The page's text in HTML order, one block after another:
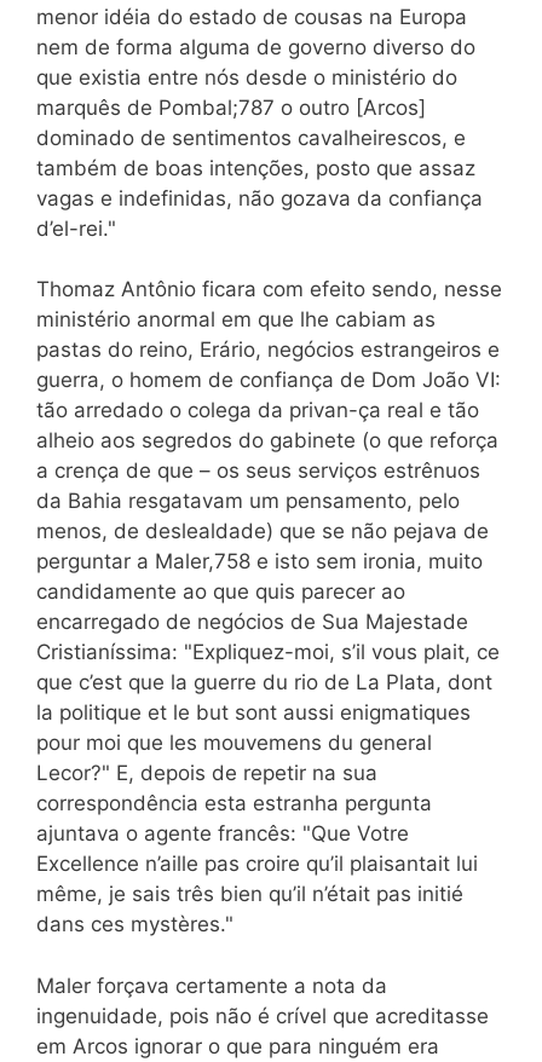
menor idéia do estado de cousas na Europa
nem de forma alguma de governo diverso do
que existia entre nós desde o ministério do
marquês de Pombal;787 o outro [Arcos]
dominado de sentimentos cavalheirescos, e
também de boas intenções, posto que assaz
vagas e indefinidas, não gozava da confiança
d’el-rei."
Thomaz Antônio ficara com efeito sendo, nesse
ministério anormal em que lhe cabiam as
pastas do reino, Erário, negócios estrangeiros e
guerra, o homem de confiança de Dom João VI:
tão arredado o colega da privan-ça real e tão
alheio aos segredos do gabinete (o que reforça
a crença de que – os seus serviços estrênuos
da Bahia resgatavam um pensamento, pelo
menos, de deslealdade) que se não pejava de
perguntar a Maler,758 e isto sem ironia, muito
candidamente ao que quis parecer ao
encarregado de negócios de Sua Majestade
Cristianíssima: "Expliquez-moi, s’il vous plait, ce
que c’est que la guerre du rio de La Plata, dont
la politique et le but sont aussi enigmatiques
pour moi que les mouvemens du general
Lecor?" E, depois de repetir na sua
correspondência esta estranha pergunta
ajuntava o agente francês: "Que Votre
Excellence n’aille pas croire qu’il plaisantait lui
même, je sais três bien qu’il n’était pas initié
dans ces mystères."
Maler forçava certamente a nota da
ingenuidade, pois não é crível que acreditasse
em Arcos ignorar o que para ninguém era